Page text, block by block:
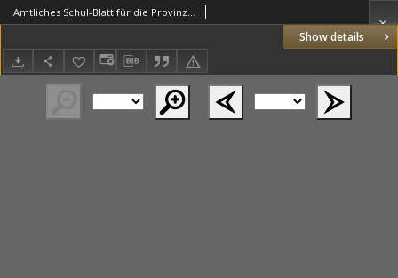
Show details
Amtliches Schul-Blatt für die Provinz Posen 1868.04.04 R.1 nr1